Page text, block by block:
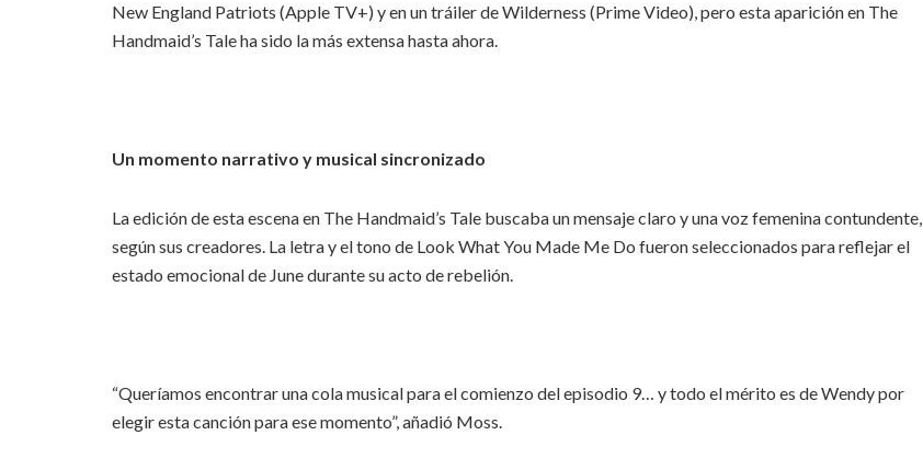
New England Patriots (Apple TV+) y en un tráiler de Wilderness (Prime Video), pero esta aparición en The
Handmaid’s Tale ha sido la más extensa hasta ahora.
Un momento narrativo y musical sincronizado
La edición de esta escena en The Handmaid’s Tale buscaba un mensaje claro y una voz femenina contundente,
según sus creadores. La letra y el tono de Look What You Made Me Do fueron seleccionados para reflejar el
estado emocional de June durante su acto de rebelión.
“Queríamos encontrar una cola musical para el comienzo del episodio 9… y todo el mérito es de Wendy por
elegir esta canción para ese momento”, añadió Moss.